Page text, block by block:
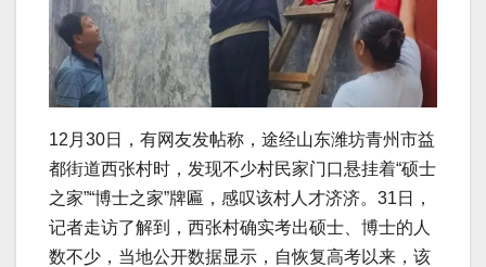
12月30日，有网友发帖称，途经山东潍坊青州市益
都街道西张村时，发现不少村民家门口悬挂着“硕士
之家”“博士之家”牌匾，感叹该村人才济济。31日，
记者走访了解到，西张村确实考出硕士、博士的人
数不少，当地公开数据显示，自恢复高考以来，该